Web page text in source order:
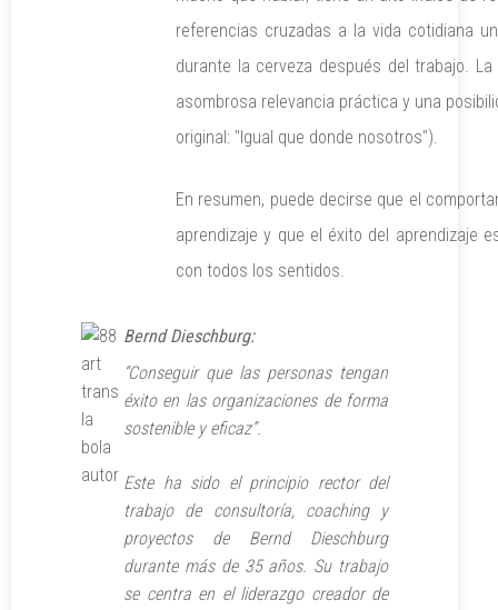
referencias cruzadas a la vida cotidiana
durante la cerveza después del trabajo.
asombrosa relevancia práctica y una
original: "Igual que donde nosotros").
En resumen, puede decirse que el
aprendizaje y que el éxito del aprendizaje
con todos los sentidos.
Bernd Dieschburg:
“Conseguir que las personas tengan
éxito en las organizaciones de forma
sostenible y eficaz”.
Este ha sido el principio rector del
trabajo de consultoría, coaching y
proyectos de Bernd Dieschburg
durante más de 35 años. Su trabajo
se centra en el liderazgo creador de